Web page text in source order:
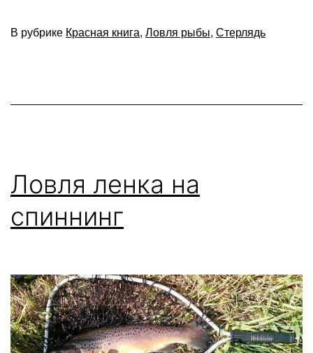
осенью
В рубрике Красная книга, Ловля рыбы, Стерлядь
Ловля ленка на
спиннинг